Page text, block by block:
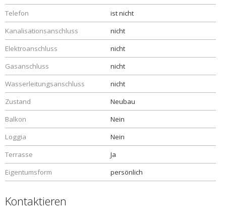
Telefon
ist nicht
Kanalisationsanschluss
nicht
Elektroanschluss
nicht
Gasanschluss
nicht
Wasserleitungsanschluss
nicht
Zustand
Neubau
Balkon
Nein
Loggia
Nein
Terrasse
Ja
Eigentumsform
persönlich
Kontaktieren